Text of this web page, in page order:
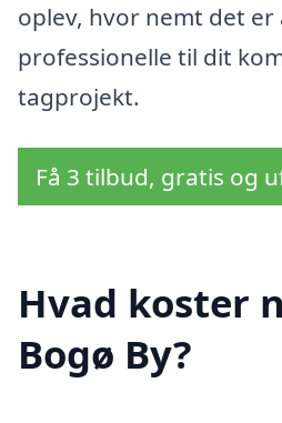
oplev, hvor nemt det er
professionelle til dit
tagprojekt.
Få 3 tilbud, gratis og
Hvad koster
Bogø By?